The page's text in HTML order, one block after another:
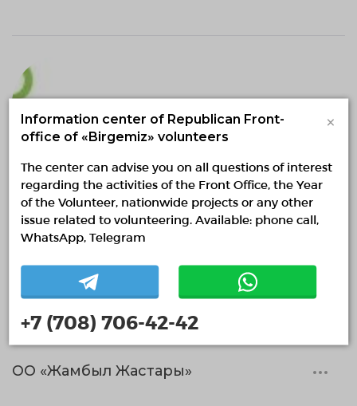
НПУ «Эко Мангистау»
ОО «Жамбыл Жастары»
Information center of Republican Front-
office of «Birgemiz» volunteers
×
The center can advise you on all questions of interest
regarding the activities of the Front Office, the Year
of the Volunteer, nationwide projects or any other
issue related to volunteering. Available: phone call,
WhatsApp, Telegram
+7 (708) 706-42-42